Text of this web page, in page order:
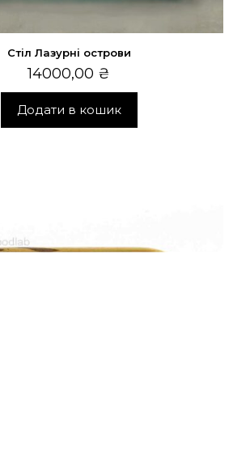
Стіл Лазурні острови
14000,00 ₴
Додати в кошик